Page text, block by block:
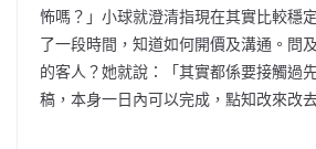
怖嗎？」小球就澄清指現在其實比較穩
了一段時間，知道如何開價及溝通。問
的客人？她就說：「其實都係要接觸過
稿，本身一日內可以完成，點知改來改